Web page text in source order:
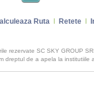
Ruta Retete
rezervate SC SKY GROUP
dreptul de a apela la institutiile